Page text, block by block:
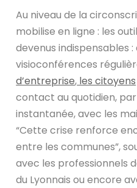
Au niveau de la
mobilise en ligne : les
devenus indispensables
visioconférences
d’entreprise, les citoyens
contact au quotidien,
instantanée, avec les
“Cette crise renforce
entre les communes”,
avec les professionnels
du Lyonnais ou encore